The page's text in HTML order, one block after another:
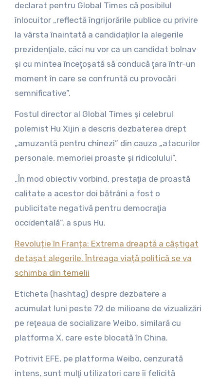
declarat pentru Global Times că posibilul
înlocuitor „reflectă îngrijorările publice cu privire
la vârsta înaintată a candidaţilor la alegerile
prezidenţiale, căci nu vor ca un candidat bolnav
şi cu mintea înceţoşată să conducă ţara într-un
moment în care se confruntă cu provocări
semnificative”.
Fostul director al Global Times şi celebrul
polemist Hu Xijin a descris dezbaterea drept
„amuzantă pentru chinezi” din cauza „atacurilor
personale, memoriei proaste şi ridicolului”.
„În mod obiectiv vorbind, prestaţia de proastă
calitate a acestor doi bătrâni a fost o
publicitate negativă pentru democraţia
occidentală”, a spus Hu.
Revoluție în Franța: Extrema dreaptă a câștigat
detașat alegerile. Întreaga viață politică se va
schimba din temelii
Eticheta (hashtag) despre dezbatere a
acumulat luni peste 72 de milioane de vizualizări
pe reţeaua de socializare Weibo, similară cu
platforma X, care este blocată în China.
Potrivit EFE, pe platforma Weibo, cenzurată
intens, sunt mulţi utilizatori care îi felicită